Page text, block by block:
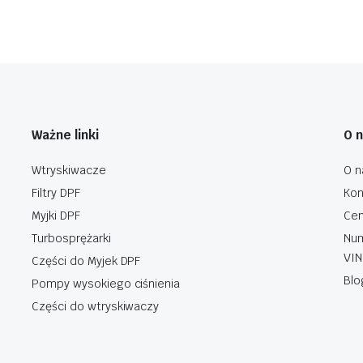
Ważne linki
Wtryskiwacze
Filtry DPF
Myjki DPF
Turbosprężarki
Części do Myjek DPF
Pompy wysokiego ciśnienia
Części do wtryskiwaczy
O
O
VIN